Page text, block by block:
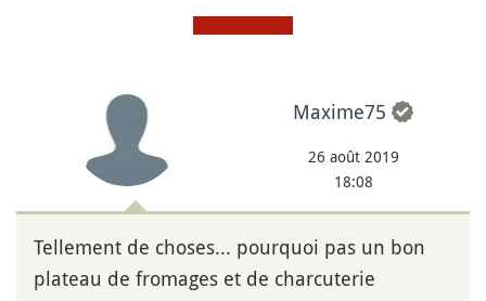
Maxime75
26 août 2019
18:08
Tellement de choses... pourquoi pas un bon
plateau de fromages et de charcuterie